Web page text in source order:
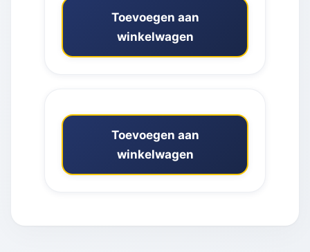
Toevoegen aan
winkelwagen
Toevoegen aan
winkelwagen